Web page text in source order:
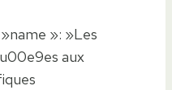
»: »Les
aux